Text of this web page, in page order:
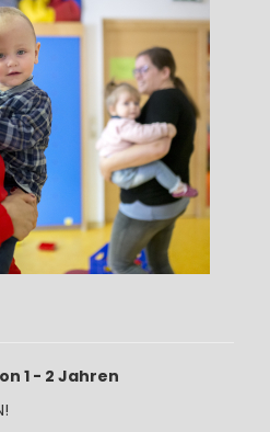
1 - 2 Jahren